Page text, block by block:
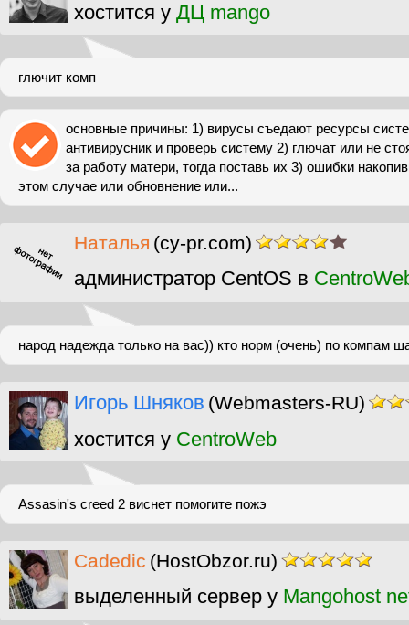
хостится у ДЦ mango
глючит комп
основные причины: 1) вирусы съедают ресурсы
антивирусник и проверь систему 2) глючат или не
за работу матери, тогда поставь их 3) ошибки
этом случае или обновнение или...
Наталья (cy-pr.com)
администратор CentOS в
народ надежда только на вас)) кто норм (очень) по компам
Игорь Шняков (Webmasters-RU)
хостится у CentroWeb
Assasin's creed 2 виснет помогите пожэ
Cadedic (HostObzor.ru)
выделенный сервер у Mangohost